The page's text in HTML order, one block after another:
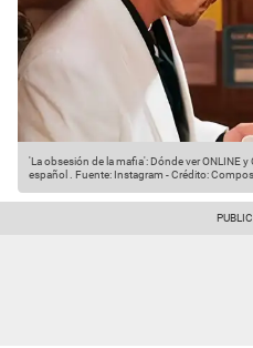
'La obsesión de la mafia': Dónde ver ONLINE y
español . Fuente: Instagram -Crédito: